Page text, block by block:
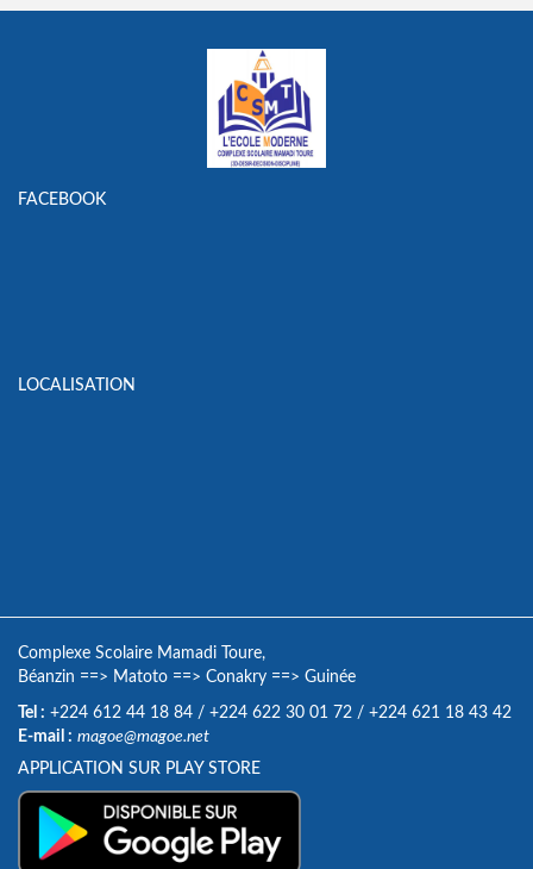
FACEBOOK
LOCALISATION
Complexe Scolaire Mamadi Toure,
Béanzin ==> Matoto ==> Conakry ==> Guinée
Tel : +224 612 44 18 84 / +224 622 30 01 72 / +224 621 18 43 42
E-mail : magoe@magoe.net
APPLICATION SUR PLAY STORE